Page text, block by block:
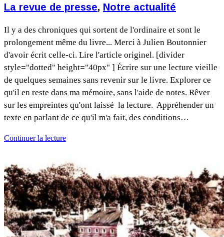
La revue de presse, Notre actualité
Il y a des chroniques qui sortent de l'ordinaire et sont le
prolongement même du livre... Merci à Julien Boutonnier
d'avoir écrit celle-ci. Lire l'article originel. [divider
style="dotted" height="40px" ] Écrire sur une lecture vieille
de quelques semaines sans revenir sur le livre. Explorer ce
qu'il en reste dans ma mémoire, sans l'aide de notes. Rêver
sur les empreintes qu'ont laissé la lecture. Appréhender un
texte en parlant de ce qu'il m'a fait, des conditions…
Continuer la lecture